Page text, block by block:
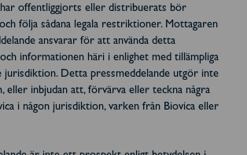
har offentliggjorts eller distribuerats bör
följa sådana legala restriktioner. Mottagaren
ansvarar för att använda detta
informationen häri i enlighet med tillämpliga
jurisdiktion. Detta pressmeddelande utgör inte
eller inbjudan att, förvärva eller teckna några
i någon jurisdiktion, varken från Biovica eller